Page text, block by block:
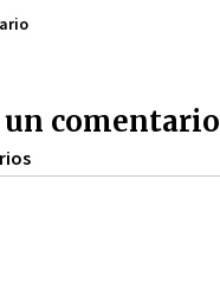
un comentario